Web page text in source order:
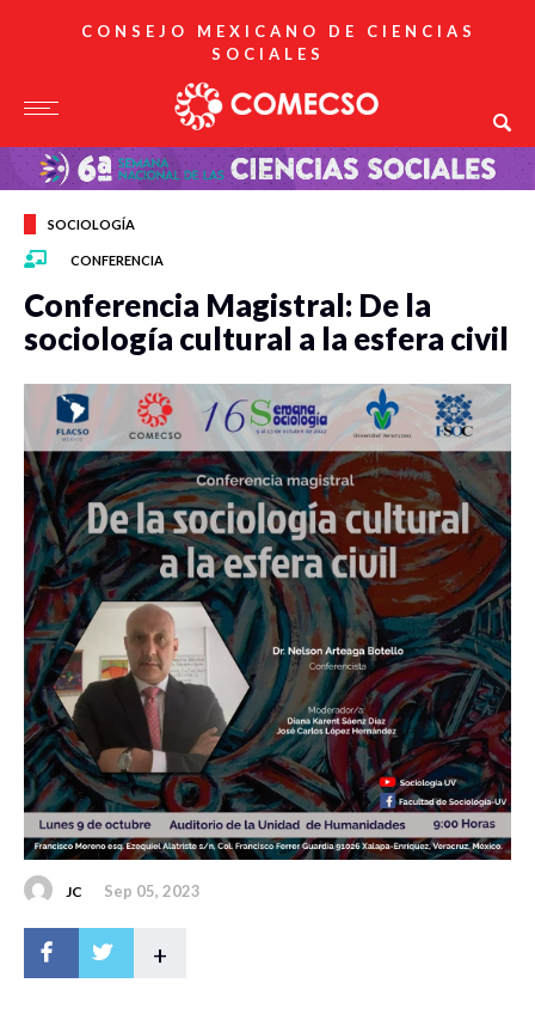
CONSEJO MEXICANO DE CIENCIAS
SOCIALES
SOCIOLOGÍA
CONFERENCIA
Conferencia Magistral: De la
sociología cultural a la esfera civil
JC Sep 05, 2023
+